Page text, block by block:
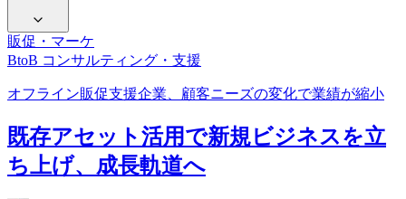
販促・マーケ
BtoB コンサルティング・支援
オフライン販促支援企業、顧客ニーズの変化で業績が縮小
既存アセット活用で新規ビジネスを立
ち上げ、成長軌道へ